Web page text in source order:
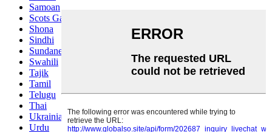
Samoan
Scots Gaelic
Shona
Sindhi
Sundanese
Swahili
Tajik
Tamil
Telugu
Thai
Ukrainian
Urdu